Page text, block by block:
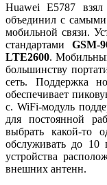
Huawei E5787
объединил с
мобильной связи.
стандартамиGSM-
LTE2600.
большинству
сеть. Поддержка
обеспечивает
с. WiFi-модуль
для постоянной
выбрать какой-то
обслуживать до 10
устройства
внешних антенн.